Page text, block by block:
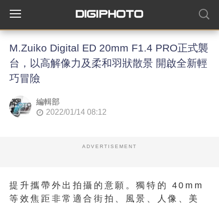
M.Zuiko Digital ED 20mm F1.4 PRO正式襲
台，以高解像力及柔和羽狀散景 開啟全新輕
巧冒險
編輯部
2022/01/14 08:12
ADVERTISEMENT
提升攜帶外出拍攝的意願。獨特的 40mm
等效焦距非常適合街拍、風景、人像、美